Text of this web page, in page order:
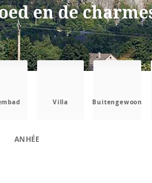
en de
Villa Buitengewoon
ANHÉE